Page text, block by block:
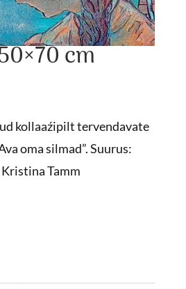
cm
kollaaźipilt tervendavate
oma silmad”. Suurus:
Tamm